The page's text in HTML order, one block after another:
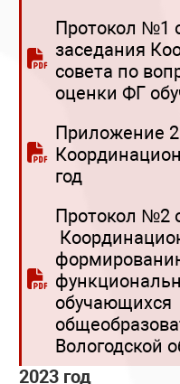
Протокол №1
заседания
совета по
оценки ФГ
Приложение
год
Протокол №2
обучающихся
Вологодской
2023 год